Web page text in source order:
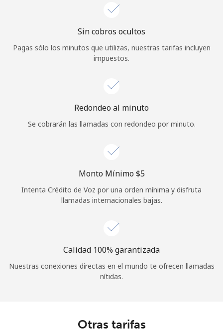
o
Continuar con
Sin cobros ocultos
Pagas sólo los minutos que utilizas, nuestras tarifas incluyen
impuestos.
Redondeo al minuto
Se cobrarán las llamadas con redondeo por minuto.
Monto Mínimo ⁦$5⁩
Intenta Crédito de Voz por una orden mínima y disfruta
llamadas internacionales bajas.
Calidad 100% garantizada
Nuestras conexiones directas en el mundo te ofrecen llamadas
nítidas.
Otras tarifas